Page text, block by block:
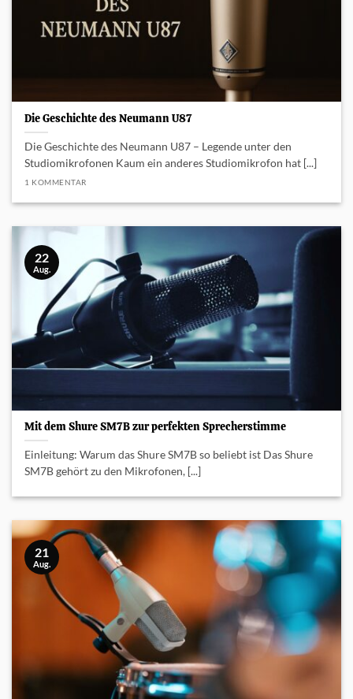
Die Geschichte des Neumann U87
Die Geschichte des Neumann U87 – Legende unter den
Studiomikrofonen Kaum ein anderes Studiomikrofon hat [...]
1 KOMMENTAR
Mit dem Shure SM7B zur perfekten Sprecherstimme
Einleitung: Warum das Shure SM7B so beliebt ist Das Shure
SM7B gehört zu den Mikrofonen, [...]
22
Aug.
21
Aug.